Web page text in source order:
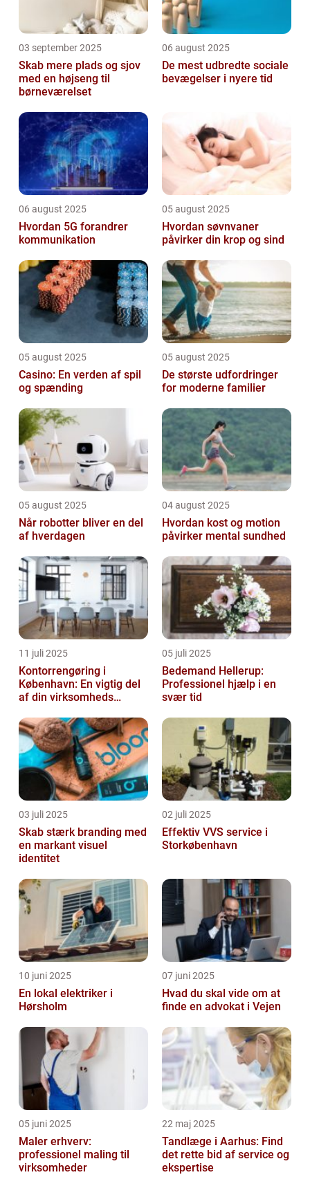
03 september 2025
Skab mere plads og sjov
med en højseng til
børneværelset
06 august 2025
De mest udbredte sociale
bevægelser i nyere tid
06 august 2025
Hvordan 5G forandrer
kommunikation
05 august 2025
Hvordan søvnvaner
påvirker din krop og sind
05 august 2025
Casino: En verden af spil
og spænding
05 august 2025
De største udfordringer
for moderne familier
05 august 2025
Når robotter bliver en del
af hverdagen
04 august 2025
Hvordan kost og motion
påvirker mental sundhed
11 juli 2025
Kontorrengøring i
København: En vigtig del
af din virksomheds
05 juli 2025
Bedemand Hellerup:
Professionel hjælp i en
svær tid
03 juli 2025
Skab stærk branding med
en markant visuel
identitet
02 juli 2025
Effektiv VVS service i
Storkøbenhavn
10 juni 2025
En lokal elektriker i
Hørsholm
07 juni 2025
Hvad du skal vide om at
finde en advokat i Vejen
05 juni 2025
Maler erhverv:
professionel maling til
virksomheder
22 maj 2025
Tandlæge i Aarhus: Find
det rette bid af service og
ekspertise